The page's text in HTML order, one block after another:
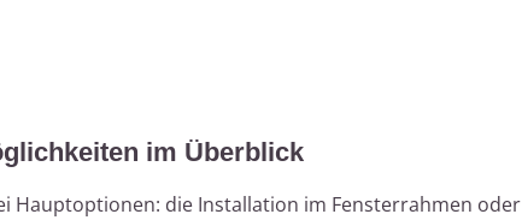
im Überblick
Hauptoptionen: die Installation im Fensterrahmen oder